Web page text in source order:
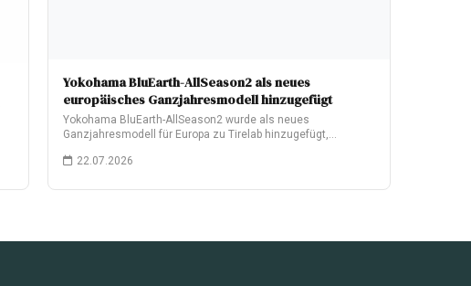
Yokohama BluEarth-AllSeason2 als neues
europäisches Ganzjahresmodell hinzugefügt
Yokohama BluEarth-AllSeason2 wurde als neues
Ganzjahresmodell für Europa zu Tirelab hinzugefügt,
22.07.2026